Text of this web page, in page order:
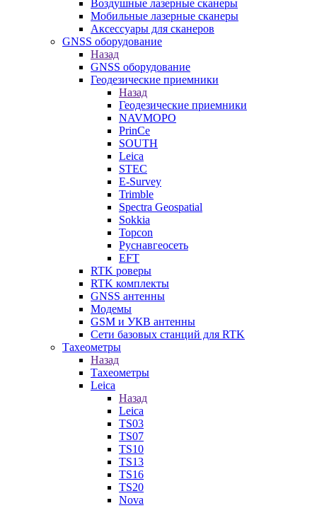
Воздушные лазерные сканеры
Мобильные лазерные сканеры
Аксессуары для сканеров
GNSS оборудование
Назад
GNSS оборудование
Геодезические приемники
Назад
Геодезические приемники
NAVMOPO
PrinCe
SOUTH
Leica
STEC
E-Survey
Trimble
Spectra Geospatial
Sokkia
Topcon
Руснавгеосеть
EFT
RTK роверы
RTK комплекты
GNSS антенны
Модемы
GSM и УКВ антенны
Сети базовых станций для RTK
Тахеометры
Назад
Тахеометры
Leica
Назад
Leica
TS03
TS07
TS10
TS13
TS16
TS20
Nova